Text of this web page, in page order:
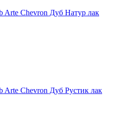
Arte Chevron Дуб Натур лак
Arte Chevron Дуб Рустик лак